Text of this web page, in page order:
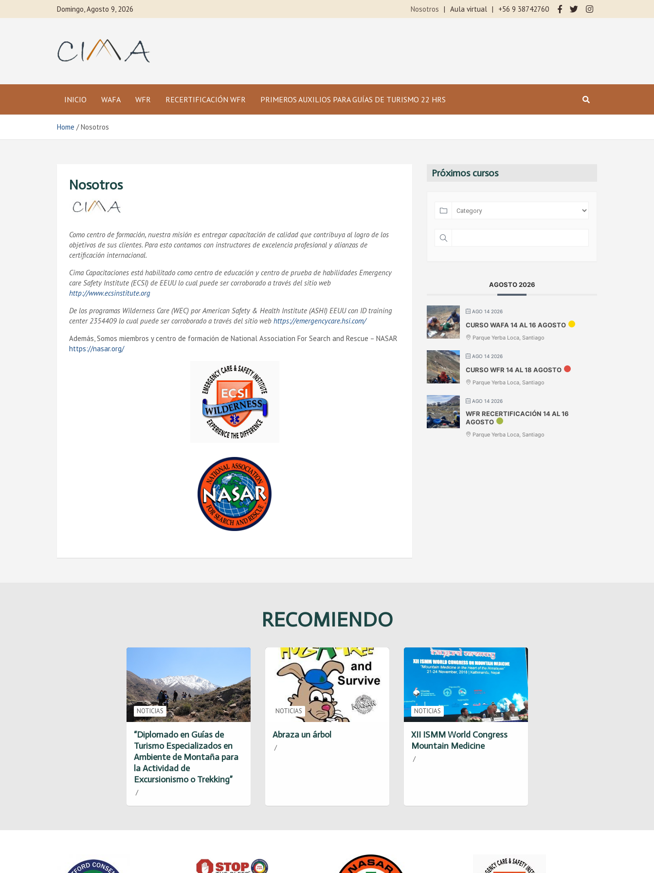
Domingo, Agosto 9, 2026 Nosotros Aula virtual +56 9 38742760
Chile
INICIO WAFA WFR RECERTIFICACIÓN WFR PRIMEROS AUXILIOS PARA GUÍAS DE TURISMO 22 HRS
Home Nosotros
Nosotros
Como centro de formación, nuestra misión es entregar capacitación de calidad que contribuya al logro de los
objetivos de sus clientes. Para esto contamos con instructores de excelencia profesional y alianzas de
certificación internacional.
Cima Capacitaciones está habilitado como centro de educación y centro de prueba de habilidades Emergency
care Safety Institute (ECSI) de EEUU lo cual puede ser corroborado a través del sitio web
http://www.ecsinstitute.org
De los programas Wilderness Care (WEC) por American Safety & Health Institute (ASHI) EEUU con ID training
center 2354409 lo cual puede ser corroborado a través del sitio web https://emergencycare.hsi.com/
Además, Somos miembros y centro de formación de National Association For Search and Rescue – NASAR
https://nasar.org/
Próximos cursos
AGOSTO 2026
AGO 14 2026
CURSO WAFA 14 AL 16 AGOSTO
Parque Yerba Loca, Santiago
AGO 14 2026
CURSO WFR 14 AL 18 AGOSTO
Parque Yerba Loca, Santiago
AGO 14 2026
WFR RECERTIFICACIÓN 14 AL 16
AGOSTO
Parque Yerba Loca, Santiago
RECOMIENDO
NOTICIAS
“Diplomado en Guías de
Turismo Especializados en
Ambiente de Montaña para
la Actividad de
Excursionismo o Trekking”
NOTICIAS
Abraza un árbol
NOTICIAS
XII ISMM World Congress
Mountain Medicine